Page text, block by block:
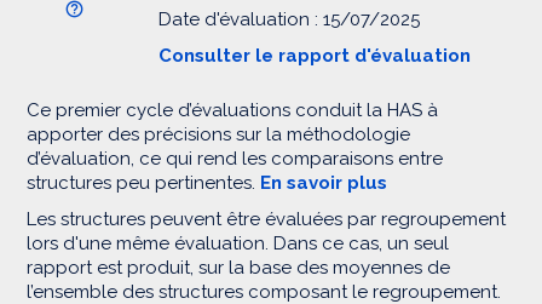
Date d'évaluation : 15/07/2025
Consulter le rapport d'évaluation
Ce premier cycle d’évaluations conduit la HAS à
apporter des précisions sur la méthodologie
d’évaluation, ce qui rend les comparaisons entre
structures peu pertinentes. En savoir plus
Les structures peuvent être évaluées par regroupement
lors d'une même évaluation. Dans ce cas, un seul
rapport est produit, sur la base des moyennes de
l’ensemble des structures composant le regroupement.